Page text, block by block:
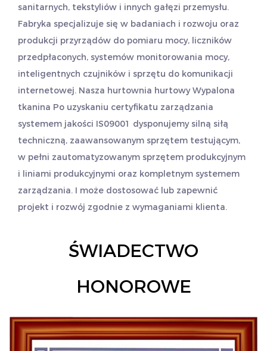
sanitarnych, tekstyliów i innych gałęzi przemysłu.
Fabryka specjalizuje się w badaniach i rozwoju oraz
produkcji przyrządów do pomiaru mocy, liczników
przedpłaconych, systemów monitorowania mocy,
inteligentnych czujników i sprzętu do komunikacji
internetowej. Nasza hurtownia hurtowy Wypalona
tkanina Po uzyskaniu certyfikatu zarządzania
systemem jakości IS09001 dysponujemy silną siłą
techniczną, zaawansowanym sprzętem testującym,
w pełni zautomatyzowanym sprzętem produkcyjnym
i liniami produkcyjnymi oraz kompletnym systemem
zarządzania. I może dostosować lub zapewnić
projekt i rozwój zgodnie z wymaganiami klienta.
ŚWIADECTWO
HONOROWE